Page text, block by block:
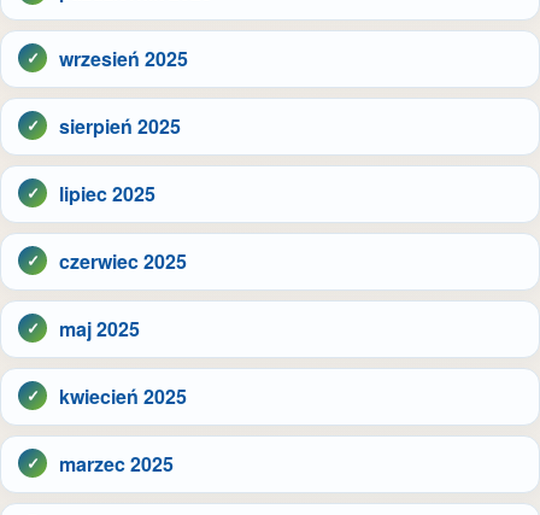
wrzesień 2025
sierpień 2025
lipiec 2025
czerwiec 2025
maj 2025
kwiecień 2025
marzec 2025